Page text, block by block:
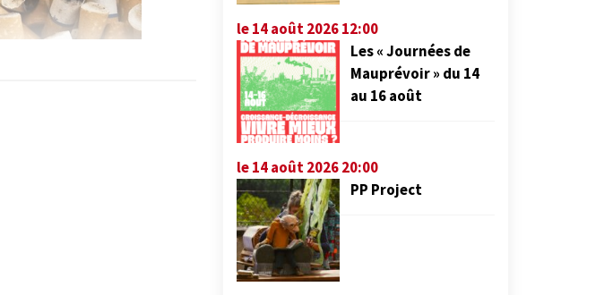
le 14 août 2026 12:00
Les « Journées de
Mauprévoir » du 14
au 16 août
le 14 août 2026 20:00
PP Project